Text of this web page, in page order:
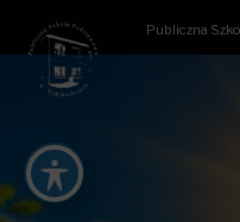
Publiczna